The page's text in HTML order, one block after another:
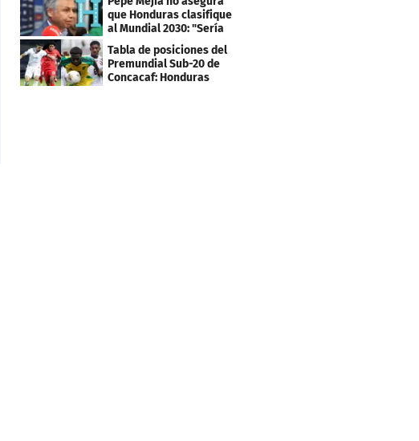
que Honduras clasifique
al Mundial 2030: "Sería
mentir"
Tabla de posiciones del
Premundial Sub-20 de
Concacaf: Honduras